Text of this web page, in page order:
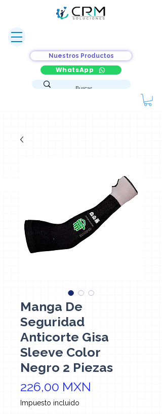
Nuestros Productos
WhatsApp
Manga De
Seguridad
Anticorte Gisa
Sleeve Color
Negro 2 Piezas
226,00 MXN
Impuesto incluido